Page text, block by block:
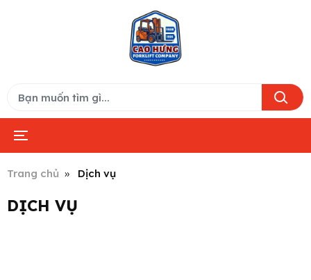
Trang chủ Dịch vụ
DỊCH VỤ